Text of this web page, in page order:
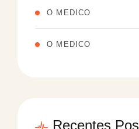
O MEDICO
O MEDICO
Recentes